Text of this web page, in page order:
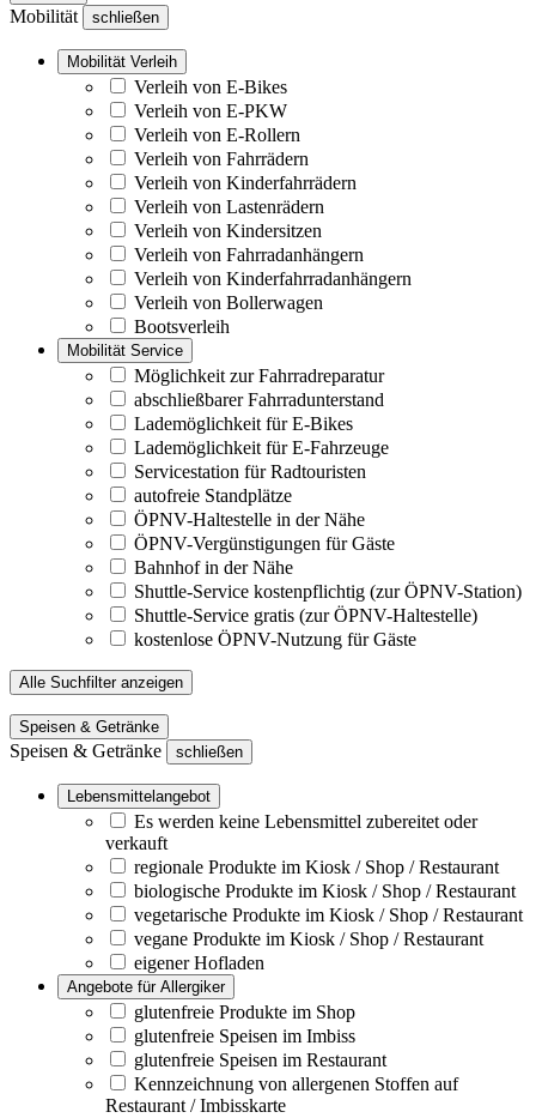
Mobilität schließen
Mobilität Verleih
Verleih von E-Bikes
Verleih von E-PKW
Verleih von E-Rollern
Verleih von Fahrrädern
Verleih von Kinderfahrrädern
Verleih von Lastenrädern
Verleih von Kindersitzen
Verleih von Fahrradanhängern
Verleih von Kinderfahrradanhängern
Verleih von Bollerwagen
Bootsverleih
Mobilität Service
Möglichkeit zur Fahrradreparatur
abschließbarer Fahrradunterstand
Lademöglichkeit für E-Bikes
Lademöglichkeit für E-Fahrzeuge
Servicestation für Radtouristen
autofreie Standplätze
ÖPNV-Haltestelle in der Nähe
ÖPNV-Vergünstigungen für Gäste
Bahnhof in der Nähe
Shuttle-Service kostenpflichtig (zur ÖPNV-Station)
Shuttle-Service gratis (zur ÖPNV-Haltestelle)
kostenlose ÖPNV-Nutzung für Gäste
Alle Suchfilter anzeigen
Speisen & Getränke
Speisen & Getränke schließen
Lebensmittelangebot
Es werden keine Lebensmittel zubereitet oder
verkauft
regionale Produkte im Kiosk / Shop / Restaurant
biologische Produkte im Kiosk / Shop / Restaurant
vegetarische Produkte im Kiosk / Shop / Restaurant
vegane Produkte im Kiosk / Shop / Restaurant
eigener Hofladen
Angebote für Allergiker
glutenfreie Produkte im Shop
glutenfreie Speisen im Imbiss
glutenfreie Speisen im Restaurant
Kennzeichnung von allergenen Stoffen auf
Restaurant / Imbisskarte